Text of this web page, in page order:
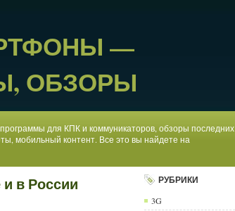
—
ОБЗОРЫ
для КПК и коммуникаторов, обзоры последних
мобильный контент. Все это вы найдете на
в России РУБРИКИ
3G